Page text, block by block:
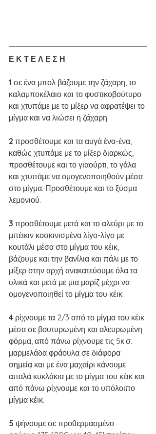
Ε Κ Τ Ε Λ Ε Σ Η
1 σε ένα μπολ βάζουμε την ζάχαρη, το
καλαμποκέλαιο και το φυστικοβούτυρο
και χτυπάμε με το μίξερ να αφρατέψει το
μίγμα και να λιώσει η ζάχαρη.
2 προσθέτουμε και τα αυγά ένα-ένα,
καθώς χτυπάμε με το μίξερ διαρκώς,
προσθέτουμε και το γιαούρτι, το γάλα
και χτυπάμε να ομογενοποιηθούν μέσα
στο μίγμα. Προσθέτουμε και το ξύσμα
λεμονιού.
3 προσθέτουμε μετά και το αλεύρι με το
μπέικιν κοσκινισμένα λίγο-λίγο με
κουτάλι μέσα στο μίγμα του κέικ,
βάζουμε και την βανίλια και πάλι με το
μίξερ στην αρχή ανακατεύουμε όλα τα
υλικά και μετά με μια μαρίζ μέχρι να
ομογενοποιηθεί το μίγμα του κέικ.
4 ρίχνουμε τα 2/3 από το μίγμα του κέικ
μέσα σε βουτυρωμένη και αλευρωμένη
φόρμα, από πάνω ρίχνουμε τις 5κ.σ.
μαρμελάδα φράουλα σε διάφορα
σημεία και με ένα μαχαίρι κάνουμε
απαλά κυκλάκια με το μίγμα του κέικ και
από πάνω ρίχνουμε και το υπόλοιπο
μίγμα κέικ.
5 ψήνουμε σε προθερμασμένο